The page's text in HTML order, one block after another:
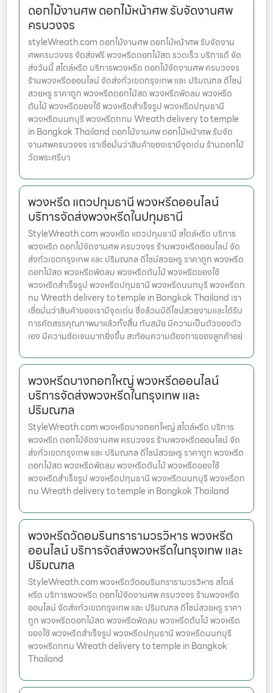
ดอกไม้งานศพ ดอกไม้หน้าศพ รับจัดงานศพ
ครบวงจร
styleWreath.com ดอกไม้งานศพ ดอกไม้หน้าศพ รับจัดงาน
ศพครบวงจร จัดส่งฟรี พวงหรีดดอกไม้สด รวดเร็ว บริการดี จัด
ส่งวันนี้ สไตล์หรีด บริการพวงหรีด ดอกไม้จัดงานศพ ครบวงจร
ร้านพวงหรีดออนไลน์ จัดส่งทั่วเขตกรุงเทพ และ ปริมณฑล ดีไซน์
สวยหรู ราคาถูก พวงหรีดดอกไม้สด พวงหรีดพัดลม พวงหรีด
ต้นไม้ พวงหรีดของใช้ พวงหรีดสำเร็จรูป พวงหรีดปทุมธานี
พวงหรีดนนทบุรี พวงหรีดกทม Wreath delivery to temple
in Bangkok Thailand ดอกไม้งานศพ ดอกไม้หน้าศพ รับจัด
งานศพครบวงจร เราเชื่อมั่นว่าสินค้าของเรามีจุดเด่น ร้านดอกไม้
วัดพระศรีบา
พวงหรีด แถวปทุมธานี พวงหรีดออนไลน์
บริการจัดส่งพวงหรีดในปทุมธานี
StyleWreath.com พวงหรีด แถวปทุมธานี สไตล์หรีด บริการ
พวงหรีด ดอกไม้จัดงานศพ ครบวงจร ร้านพวงหรีดออนไลน์ จัด
ส่งทั่วเขตกรุงเทพ และ ปริมณฑล ดีไซน์สวยหรู ราคาถูก พวงหรีด
ดอกไม้สด พวงหรีดพัดลม พวงหรีดต้นไม้ พวงหรีดของใช้
พวงหรีดสำเร็จรูป พวงหรีดปทุมธานี พวงหรีดนนทบุรี พวงหรีดก
ทม Wreath delivery to temple in Bangkok Thailand เรา
เชื่อมั่นว่าสินค้าของเรามีจุดเด่น ซึ่งล้วนมีดีไซน์สวยงามและได้รับ
การคัดสรรคุณภาพมาแล้วทั้งสิ้น ทันสมัย มีความเป็นตัวของตัว
เอง มีความชัดเจนมากยิ่งขึ้น สะท้อนความต้องการของลูกค้าอย่
พวงหรีดบางกอกใหญ่ พวงหรีดออนไลน์
บริการจัดส่งพวงหรีดในกรุงเทพ และ
ปริมณฑล
StyleWreath.com พวงหรีดบางกอกใหญ่ สไตล์หรีด บริการ
พวงหรีด ดอกไม้จัดงานศพ ครบวงจร ร้านพวงหรีดออนไลน์ จัด
ส่งทั่วเขตกรุงเทพ และ ปริมณฑล ดีไซน์สวยหรู ราคาถูก พวงหรีด
ดอกไม้สด พวงหรีดพัดลม พวงหรีดต้นไม้ พวงหรีดของใช้
พวงหรีดสำเร็จรูป พวงหรีดปทุมธานี พวงหรีดนนทบุรี พวงหรีดก
ทม Wreath delivery to temple in Bangkok Thailand
พวงหรีดวัดอมรินทรารามวรวิหาร พวงหรีด
ออนไลน์ บริการจัดส่งพวงหรีดในกรุงเทพ และ
ปริมณฑล
StyleWreath.com พวงหรีดวัดอมรินทรารามวรวิหาร สไตล์
หรีด บริการพวงหรีด ดอกไม้จัดงานศพ ครบวงจร ร้านพวงหรีด
ออนไลน์ จัดส่งทั่วเขตกรุงเทพ และ ปริมณฑล ดีไซน์สวยหรู ราคา
ถูก พวงหรีดดอกไม้สด พวงหรีดพัดลม พวงหรีดต้นไม้ พวงหรีด
ของใช้ พวงหรีดสำเร็จรูป พวงหรีดปทุมธานี พวงหรีดนนทบุรี
พวงหรีดกทม Wreath delivery to temple in Bangkok
Thailand